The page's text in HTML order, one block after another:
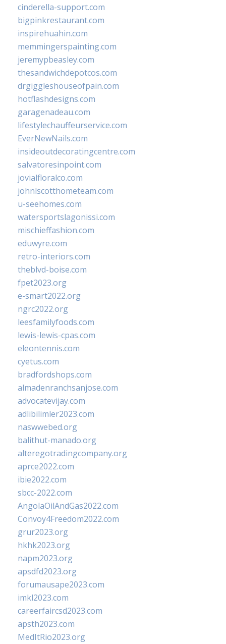
cinderella-support.com
bigpinkrestaurant.com
inspirehuahin.com
memmingerspainting.com
jeremypbeasley.com
thesandwichdepotcos.com
drgiggleshouseofpain.com
hotflashdesigns.com
garagenadeau.com
lifestylechauffeurservice.com
EverNewNails.com
insideoutdecoratingcentre.com
salvatoresinpoint.com
jovialfloralco.com
johnlscotthometeam.com
u-seehomes.com
watersportslagonissi.com
mischieffashion.com
eduwyre.com
retro-interiors.com
theblvd-boise.com
fpet2023.org
e-smart2022.org
ngrc2022.org
leesfamilyfoods.com
lewis-lewis-cpas.com
eleontennis.com
cyetus.com
bradfordshops.com
almadenranchsanjose.com
advocatevijay.com
adlibilimler2023.com
naswwebed.org
balithut-manado.org
alteregotradingcompany.org
aprce2022.com
ibie2022.com
sbcc-2022.com
AngolaOilAndGas2022.com
Convoy4Freedom2022.com
grur2023.org
hkhk2023.org
napm2023.org
apsdfd2023.org
forumausape2023.com
imkl2023.com
careerfaircsd2023.com
apsth2023.com
MedItRio2023.org